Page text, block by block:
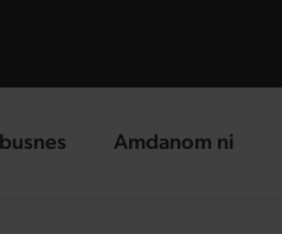
page Amdanom ni
landing page